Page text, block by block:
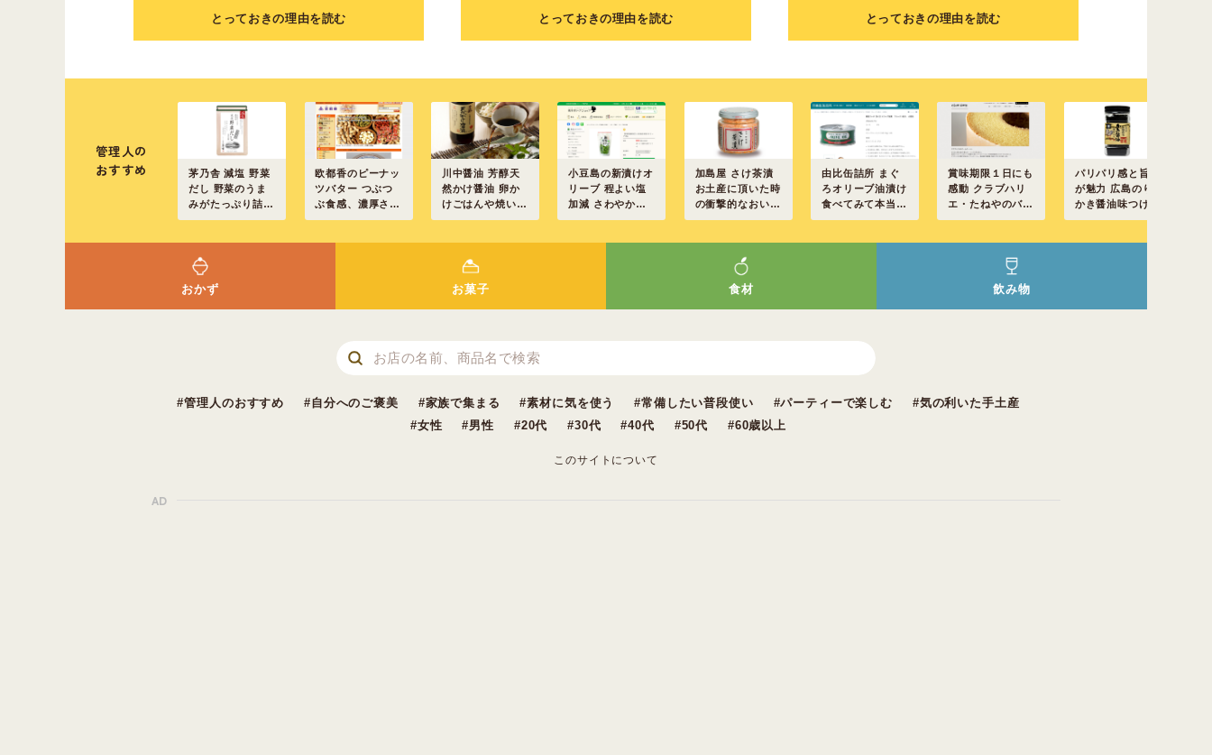
とっておきの理由を読む とっておきの理由を読む とっておきの理由を読む
管理人の
おすすめ
茅乃舎 減塩 野菜
だし 野菜のうま
みがたっぷり詰ま
って他のだしでは
欧都香のピーナッ
ツバター つぶつ
ぶ食感、濃厚さ、
ほどよい甘さに大
川中醤油 芳醇天
然かけ醤油 卵か
けごはんや焼いた
お餅にも
小豆島の新漬けオ
リーブ 程よい塩
加減 さわやかな
オリーブの香り
加島屋 さけ茶漬
お土産に頂いた時
の衝撃的なおいし
さ
由比缶詰所 まぐ
ろオリーブ油漬け
食べてみて本当に
驚きました
賞味期限１日にも
感動 クラブハリ
エ・たねやのバー
ムクーヘン
パリパリ感と旨味
が魅力 広島のり
かき醤油味つけの
り
おかず お菓子 食材 飲み物
管理人のおすすめ 自分へのご褒美 家族で集まる 素材に気を使う 常備したい普段使い パーティーで楽しむ
気の利いた手土産
女性
男性 20代 30代 40代 50代 60歳以上
このサイトについて